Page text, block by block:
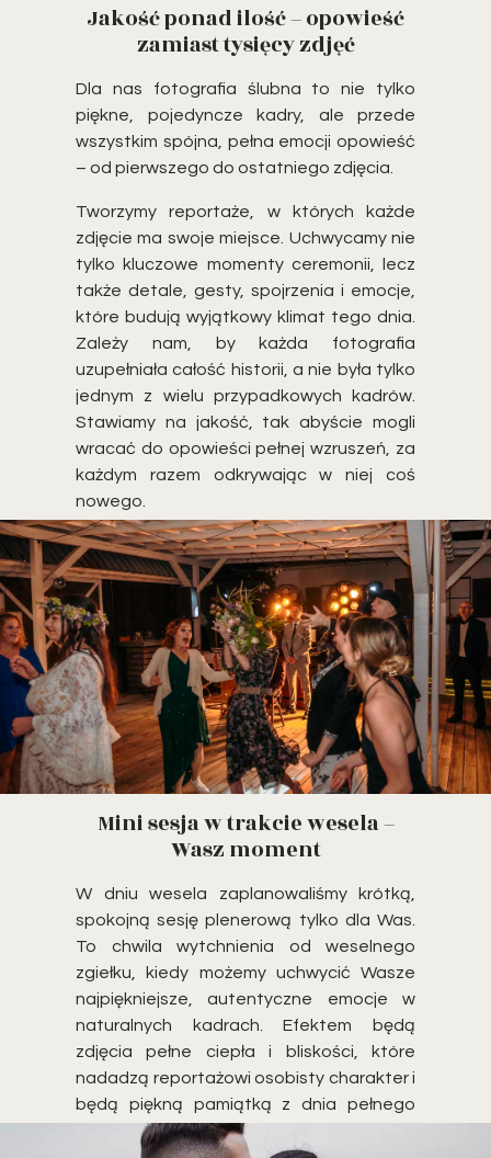
Jakość ponad ilość – opowieść
zamiast tysięcy zdjęć
Dla nas fotografia ślubna to nie tylko
piękne, pojedyncze kadry, ale przede
wszystkim spójna, pełna emocji opowieść
– od pierwszego do ostatniego zdjęcia.
Tworzymy reportaże, w których każde
zdjęcie ma swoje miejsce. Uchwycamy nie
tylko kluczowe momenty ceremonii, lecz
także detale, gesty, spojrzenia i emocje,
które budują wyjątkowy klimat tego dnia.
Zależy nam, by każda fotografia
uzupełniała całość historii, a nie była tylko
jednym z wielu przypadkowych kadrów.
Stawiamy na jakość, tak abyście mogli
wracać do opowieści pełnej wzruszeń, za
każdym razem odkrywając w niej coś
nowego.
Mini sesja w trakcie wesela –
Wasz moment
W dniu wesela zaplanowaliśmy krótką,
spokojną sesję plenerową tylko dla Was.
To chwila wytchnienia od weselnego
zgiełku, kiedy możemy uchwycić Wasze
najpiękniejsze, autentyczne emocje w
naturalnych kadrach. Efektem będą
zdjęcia pełne ciepła i bliskości, które
nadadzą reportażowi osobisty charakter i
będą piękną pamiątką z dnia pełnego